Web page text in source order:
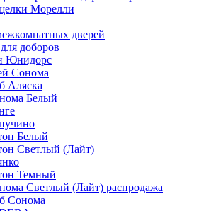
Морелли
дверей
доборов
Юнидорс
Сонома
Аляска
Белый
Белый
Светлый (Лайт)
Темный
Светлый (Лайт) распродажа
Сонома